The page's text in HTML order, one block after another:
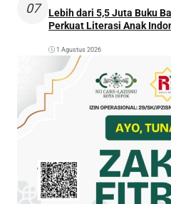
07
Lebih dari 5,5 Juta Buku
Perkuat Literasi Anak
1 Agustus 2026